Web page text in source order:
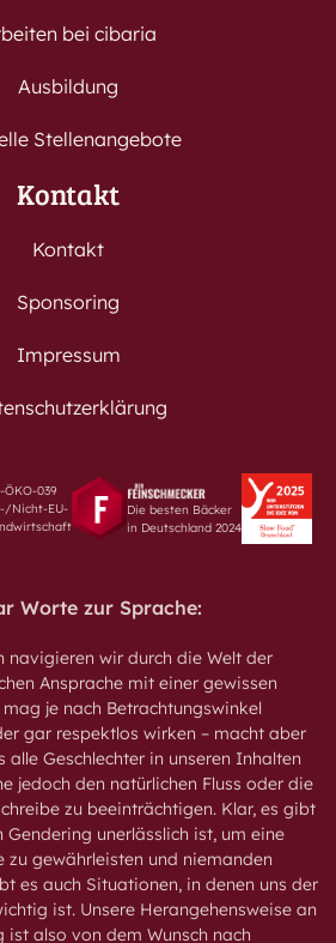
bei cibaria
Ausbildung
Stellenangebote
Kontakt
Kontakt
Sponsoring
Impressum
ÖKO-039
Nicht-EU-
Die besten Bäcker
in Deutschland 2024
Worte zur Sprache:
navigieren wir durch die Welt der
Ansprache mit einer gewissen
je nach Betrachtungswinkel
gar respektlos wirken – macht aber
alle Geschlechter in unseren Inhalten
jedoch den natürlichen Fluss oder die
zu beeinträchtigen. Klar, es gibt
Gendering unerlässlich ist, um eine
zu gewährleisten und niemanden
es auch Situationen, in denen uns der
ist. Unsere Herangehensweise an
ist also von dem Wunsch nach